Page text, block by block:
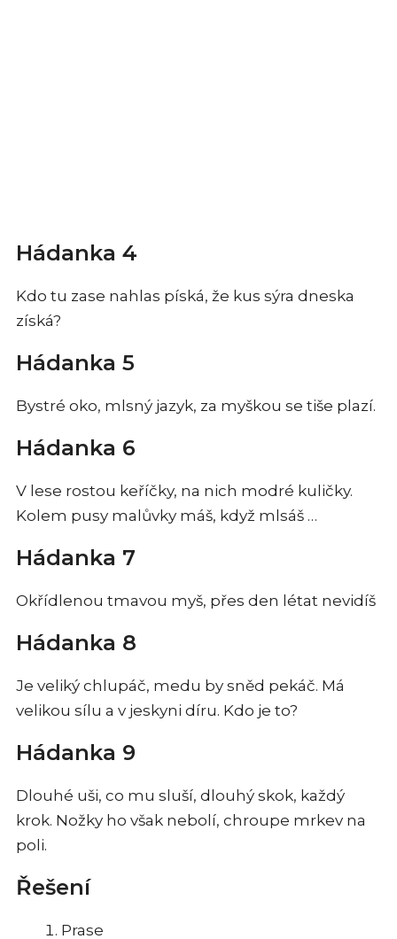
Hádanka 4
Kdo tu zase nahlas píská, že kus sýra dneska
získá?
Hádanka 5
Bystré oko, mlsný jazyk, za myškou se tiše plazí.
Hádanka 6
V lese rostou keříčky, na nich modré kuličky.
Kolem pusy malůvky máš, když mlsáš …
Hádanka 7
Okřídlenou tmavou myš, přes den létat nevidíš
Hádanka 8
Je veliký chlupáč, medu by sněd pekáč. Má
velikou sílu a v jeskyni díru. Kdo je to?
Hádanka 9
Dlouhé uši, co mu sluší, dlouhý skok, každý
krok. Nožky ho však nebolí, chroupe mrkev na
poli.
Řešení
Prase